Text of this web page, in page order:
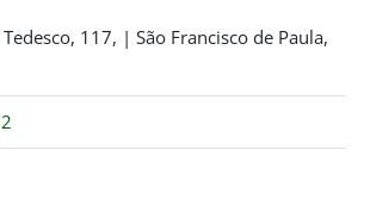
117, | São Francisco de Paula,